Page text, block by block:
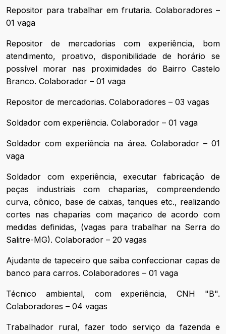
Repositor para trabalhar em frutaria. Colaboradores –
01 vaga
Repositor de mercadorias com experiência, bom
atendimento, proativo, disponibilidade de horário se
possível morar nas proximidades do Bairro Castelo
Branco. Colaborador – 01 vaga
Repositor de mercadorias. Colaboradores – 03 vagas
Soldador com experiência. Colaborador – 01 vaga
Soldador com experiência na área. Colaborador – 01
vaga
Soldador com experiência, executar fabricação de
peças industriais com chaparias, compreendendo
curva, cônico, base de caixas, tanques etc., realizando
cortes nas chaparias com maçarico de acordo com
medidas definidas, (vagas para trabalhar na Serra do
Salitre-MG). Colaborador – 20 vagas
Ajudante de tapeceiro que saiba confeccionar capas de
banco para carros. Colaboradores – 01 vaga
Técnico ambiental, com experiência, CNH "B".
Colaboradores – 04 vagas
Trabalhador rural, fazer todo serviço da fazenda e